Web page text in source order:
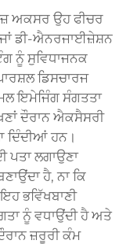
ਅਕਸਰ ਉਹ ਫੀਚਰ
ਡੀ-ਐਨਰਜਾਈਜ਼ੇਸ਼ਨ
ਨੂੰ ਸੁਵਿਧਾਜਨਕ
ਡਿਸਚਾਰਜ
ਇਮੇਜਿੰਗ ਸੰਗਤਤਾ
ਦੌਰਾਨ ਐਕਸੈਸਰੀ
ਦਿੰਦੀਆਂ ਹਨ।
ਪਤਾ ਲਗਾਉਣਾ
ਹੈ, ਨਾ ਕਿ
ਭਵਿੱਖਬਾਣੀ
ਨੂੰ ਵਧਾਉਂਦੀ ਹੈ ਅਤੇ
ਜ਼ਰੂਰੀ ਕੰਮ